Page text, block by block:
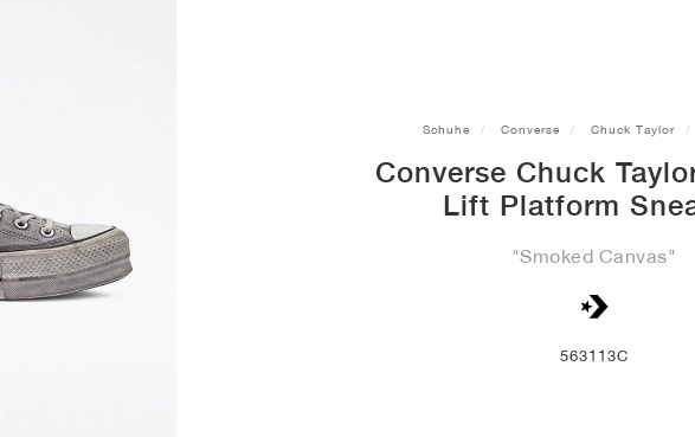
Schuhe Converse Chuck Taylor
Converse Chuck
Lift Platform
"Smoked Canvas"
563113C